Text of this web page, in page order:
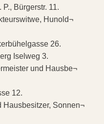
Bürgerstr. 11.
Hunold¬
26.
Iselweg 3.
und Hausbe¬
12.
Hausbesitzer, Sonnen¬